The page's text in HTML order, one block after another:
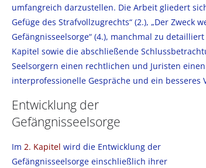
umfangreich darzustellen. Die Arbeit gliedert
Gefüge des Strafvollzugrechts“ (2.), „Der Zweck
Gefängnisseelsorge“ (4.), manchmal zu
Kapitel sowie die abschließende
Seelsorgern einen rechtlichen und Juristen
interprofessionelle Gespräche und ein besseres
Entwicklung der
Gefängnisseelsorge
Im 2. Kapitel wird die Entwicklung der
Gefängnisseelsorge einschließlich ihrer